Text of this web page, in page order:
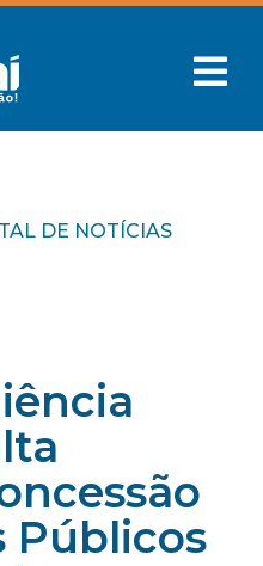
DE NOTÍCIAS
Públicos